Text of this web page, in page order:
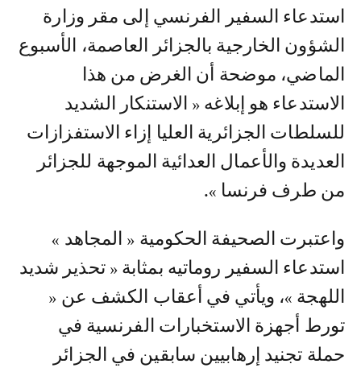
استدعاء السفير الفرنسي إلى مقر وزارة
الشؤون الخارجية بالجزائر العاصمة، الأسبوع
الماضي، موضحة أن الغرض من هذا
الاستدعاء هو إبلاغه « الاستنكار الشديد
للسلطات الجزائرية العليا إزاء الاستفزازات
العديدة والأعمال العدائية الموجهة للجزائر
من طرف فرنسا ».
واعتبرت الصحيفة الحكومية « المجاهد »
استدعاء السفير روماتيه بمثابة « تحذير شديد
اللهجة »، ويأتي في أعقاب الكشف عن «
تورط أجهزة الاستخبارات الفرنسية في
حملة تجنيد إرهابيين سابقين في الجزائر